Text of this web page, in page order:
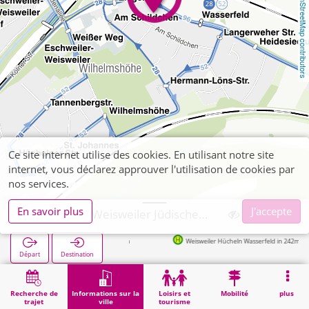
OpenStreetMap contributors
Recherche de
trajet
Informations sur la
ville
Loisirs et
tourisme
Mobilité plus
Départ Destination
Weisweiler Hücheln Wasserfeld in 242m
Démarrage Informations sur la ville Eschweiler, Weisweiler Jüdischer Friedhof
Ce site internet utilise des cookies. En utilisant notre site
internet, vous déclarez approuver l'utilisation de cookies par
nos services.
En savoir plus
J'accepte